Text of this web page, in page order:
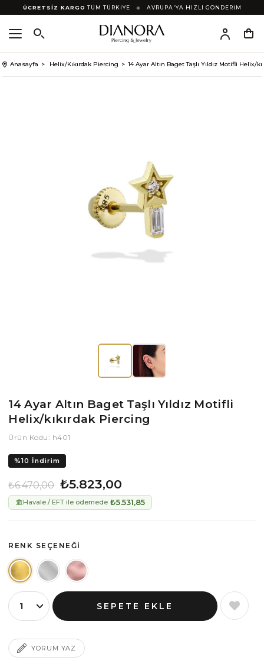
ÜCRETSİZ KARGO TÜM TÜRKİYE ◆ AVRUPA'YA HIZLI GÖNDERİM
Anasayfa Helix/Kıkırdak Piercing 14 Ayar Altın Baget Taşlı Yıldız Motifli Helix/
14 Ayar Altın Baget Taşlı Yıldız Motifli
Helix/kıkırdak Piercing
Ürün Kodu: h401
%10 İndirim
₺6.470,00 ₺5.823,00
Havale / EFT ile ödemede ₺5.531,85
RENK SEÇENEĞI
YORUM YAZ